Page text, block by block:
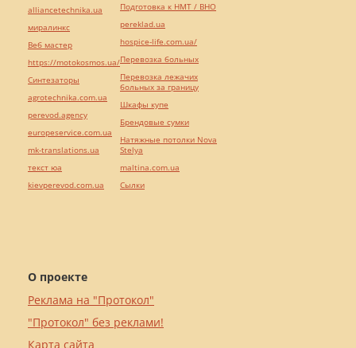
О проекте
Реклама на "Протокол"
"Протокол" без реклами!
Карта сайта
alliancetechnika.ua
миралинкс
Веб мастер
https://motokosmos.ua/
Синтезаторы
agrotechnika.com.ua
perevod.agency
europeservice.com.ua
mk-translations.ua
текст юа
kievperevod.com.ua
Подготовка к НМТ / ВНО
pereklad.ua
hospice-life.com.ua/
Перевозка больных
Перевозка лежачих
больных за границу
Шкафы купе
Брендовые сумки
Натяжные потолки Nova
Stelya
maltina.com.ua
Cылки